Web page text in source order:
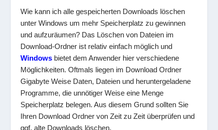
Wie kann ich alle gespeicherten Downloads löschen
unter Windows um mehr Speicherplatz zu gewinnen
und aufzuräumen? Das Löschen von Dateien im
Download-Ordner ist relativ einfach möglich und
Windows bietet dem Anwender hier verschiedene
Möglichkeiten. Oftmals liegen im Download Ordner
Gigabyte Weise Daten, Dateien und heruntergeladene
Programme, die unnötiger Weise eine Menge
Speicherplatz belegen. Aus diesem Grund sollten Sie
Ihren Download Ordner von Zeit zu Zeit überprüfen und
ggf. alte Downloads löschen.